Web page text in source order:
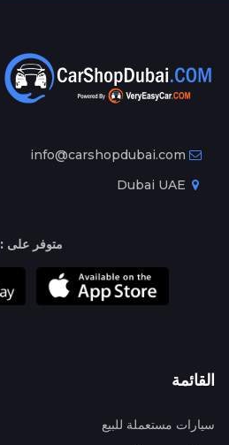
info@carshopdubai.com
متوفر على :
القائمة
سيارات مستعملة للبيع